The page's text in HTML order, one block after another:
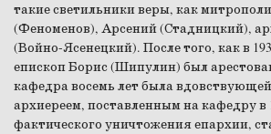
такие светильники веры, как
(Феноменов), Арсений (Стадницкий),
(Войно-Ясенецкий). После того, как в
епископ Борис (Шипулин) был
кафедра восемь лет была
архиереем, поставленным на кафедру в
фактического уничтожения епархии,